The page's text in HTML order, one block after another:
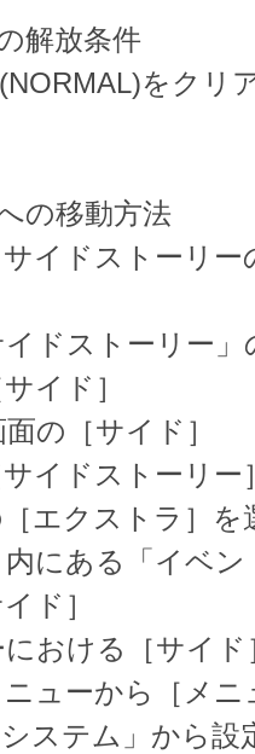
解放条件
をクリ
の移動方法
イドストーリ
イドストーリー
イド］
の［サイド］
イドストーリー
［エクストラ］
にある「イベ
ド］
おける［サイド
ューから［メニ
ステム」から設